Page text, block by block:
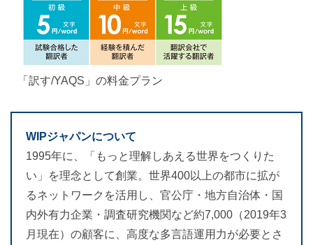
「訳す/YAQS」の料金プラン
WIPジャパンについて
1995年に、「もっと理解しあえる世界をつくりた
い」を理念として創業。世界400以上の都市に拡が
るネットワークを活用し、官公庁・地方自治体・国
内外有力企業・調査研究機関など約7,000（2019年3
月現在）の顧客に、高度な多言語運用力が必要とさ